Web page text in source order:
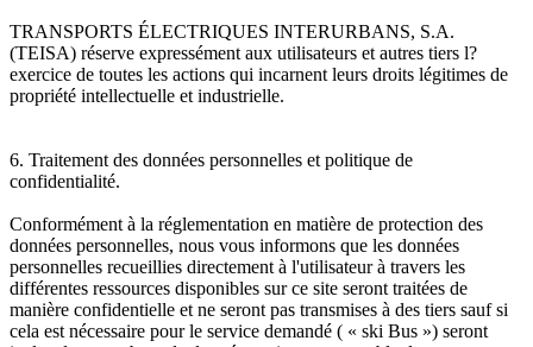
TRANSPORTS ÉLECTRIQUES INTERURBANS, S.A.
(TEISA) réserve expressément aux utilisateurs et autres tiers l?
exercice de toutes les actions qui incarnent leurs droits légitimes de
propriété intellectuelle et industrielle.
6. Traitement des données personnelles et politique de
confidentialité.
Conformément à la réglementation en matière de protection des
données personnelles, nous vous informons que les données
personnelles recueillies directement à l'utilisateur à travers les
différentes ressources disponibles sur ce site seront traitées de
manière confidentielle et ne seront pas transmises à des tiers sauf si
cela est nécessaire pour le service demandé ( « ski Bus ») seront